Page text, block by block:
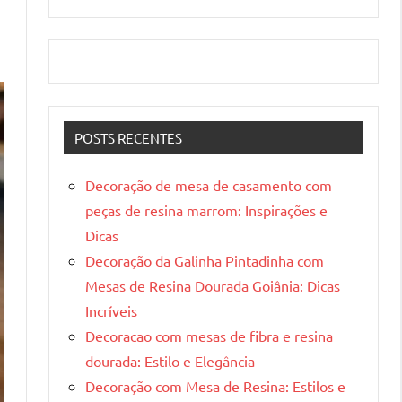
POSTS RECENTES
Decoração de mesa de casamento com
peças de resina marrom: Inspirações e
Dicas
Decoração da Galinha Pintadinha com
Mesas de Resina Dourada Goiânia: Dicas
Incríveis
Decoracao com mesas de fibra e resina
dourada: Estilo e Elegância
Decoração com Mesa de Resina: Estilos e